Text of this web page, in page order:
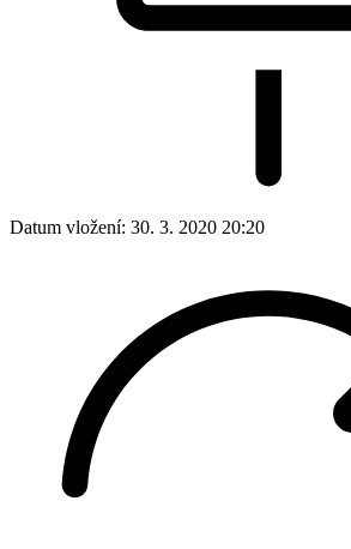
Datum vložení: 30. 3. 2020 20:20